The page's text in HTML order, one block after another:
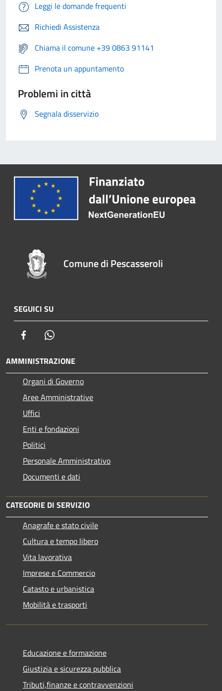
Leggi le domande frequenti
Richiedi Assistenza
Chiama il comune +39 0863 91141
Prenota un appuntamento
Problemi in città
Segnala disservizio
Comune di Pescasseroli
SEGUICI SU
Facebook
AMMINISTRAZIONE
Organi di Governo
Aree Amministrative
Uffici
Enti e fondazioni
Politici
Personale Amministrativo
Documenti e dati
CATEGORIE DI SERVIZIO
Anagrafe e stato civile
Cultura e tempo libero
Vita lavorativa
Imprese e Commercio
Catasto e urbanistica
Mobilità e trasporti
Educazione e formazione
Giustizia e sicurezza pubblica
Tributi,finanze e contravvenzioni